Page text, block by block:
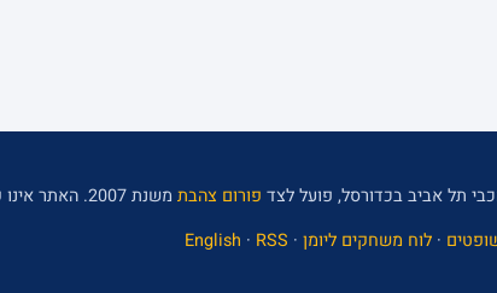
תל אביב בכדורסל, פועל לצד פורום צהבת משנת 2007. האתר אינו קשור רשמית למועדון מכבי תל אביב.
· לוח משחקים ליומן ·
English · RSS